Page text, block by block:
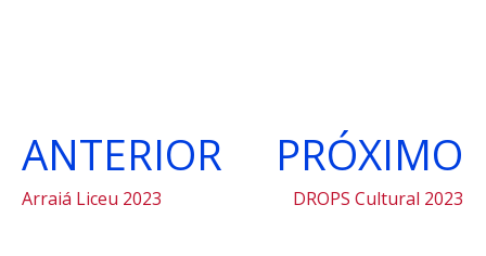
ANTERIOR
Arraiá Liceu 2023
PRÓXIMO
DROPS Cultural 2023